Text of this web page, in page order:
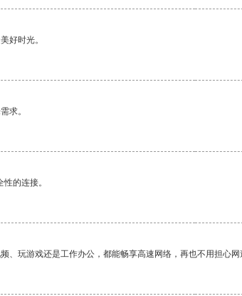
好时光。
求。
的连接。
、玩游戏还是工作办公，都能畅享高速网络，再也不用担心